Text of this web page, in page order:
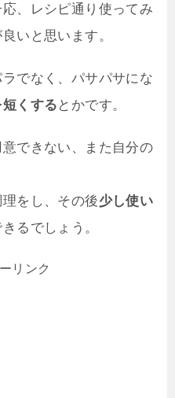
応、レシピ通り使ってみ
いと思います。
でなく、パサパサにな
くする とかです。
できない、また自分の
をし、その後少し使い
るでしょう。
リンク